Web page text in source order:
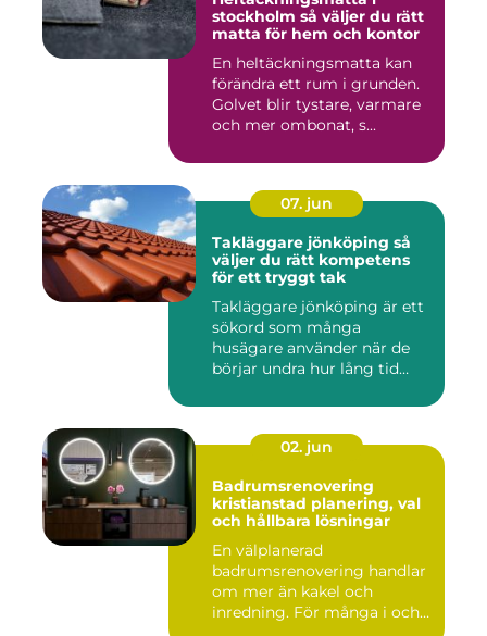
stockholm så väljer du rätt
matta för hem och kontor
En heltäckningsmatta kan
förändra ett rum i grunden.
Golvet blir tystare, varmare
och mer ombonat, s...
07. jun
Takläggare jönköping så
väljer du rätt kompetens
för ett tryggt tak
Takläggare jönköping är ett
sökord som många
husägare använder när de
börjar undra hur lång tid
02. jun
Badrumsrenovering
kristianstad planering, val
och hållbara lösningar
En välplanerad
badrumsrenovering handlar
om mer än kakel och
inredning. För många i och